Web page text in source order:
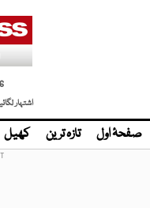
اشتہار
صفحۂ اول تازہ ترین کھیل